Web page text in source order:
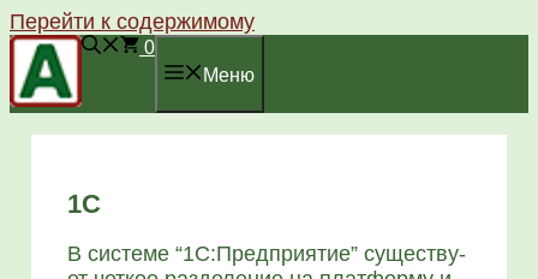
Перейти к содержимому
0
Меню
1С
В систе­ме “1С:Предприятие” суще­ству­